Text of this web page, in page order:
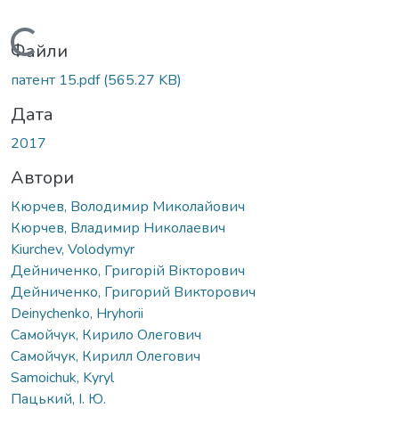
Вантажиться...
Файли
патент 15.pdf(565.27 KB)
Дата
2017
Автори
Кюрчев, Володимир Миколайович
Кюрчев, Владимир Николаевич
Kiurchev, Volodymyr
Дейниченко, Григорій Вікторович
Дейниченко, Григорий Викторович
Deinychenko, Hryhorii
Самойчук, Кирило Олегович
Самойчук, Кирилл Олегович
Samoichuk, Kyryl
Пацький, І. Ю.